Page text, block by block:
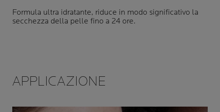
Formula ultra idratante, riduce in modo significativo la
secchezza della pelle fino a 24 ore.
APPLICAZIONE